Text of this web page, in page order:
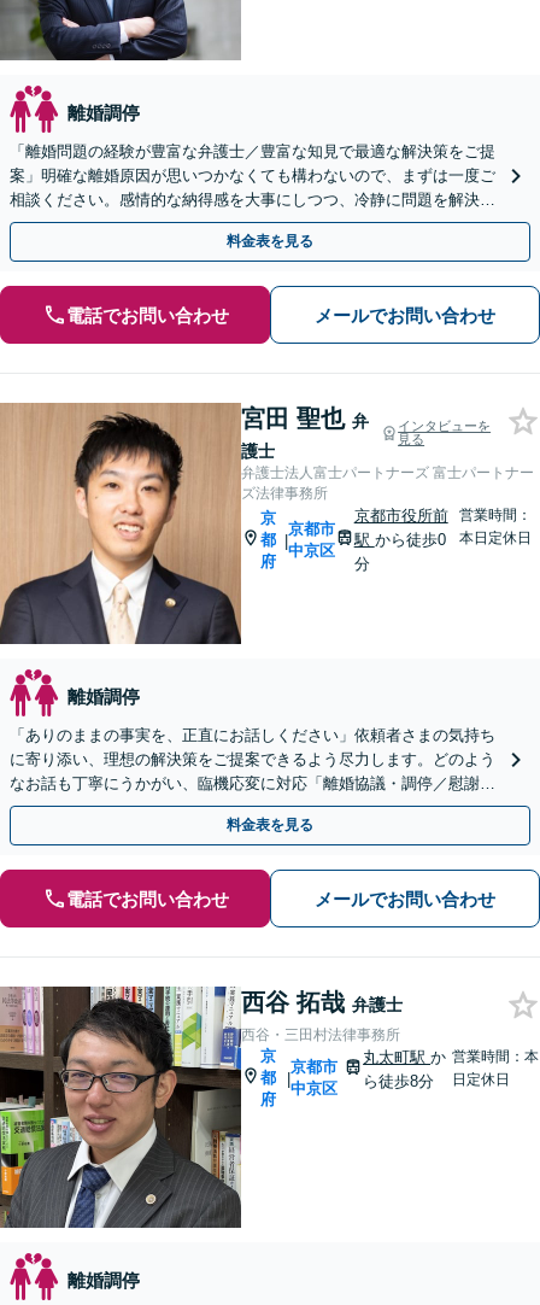
離婚調停
「離婚問題の経験が豊富な弁護士／豊富な知見で最適な解決策をご提
案」明確な離婚原因が思いつかなくても構わないので、まずは一度ご
相談ください。感情的な納得感を大事にしつつ、冷静に問題を解決
【休日・夜間面談あり】
料金表を見る
電話でお問い合わせ メールでお問い合わせ
宮田 聖也 弁
護士
インタビューを
見る
弁護士法人富士パートナーズ 富士パートナー
ズ法律事務所
京
都
府
|
京都市
中京区
京都市役所前
駅 から徒歩0
分
営業時間：
本日定休日
離婚調停
「ありのままの事実を、正直にお話しください」依頼者さまの気持ち
に寄り添い、理想の解決策をご提案できるよう尽力します。どのよう
なお話も丁寧にうかがい、臨機応変に対応「離婚協議・調停／慰謝料
請求／財産分与／親権／養育費／面会交流／婚姻費用など
料金表を見る
電話でお問い合わせ メールでお問い合わせ
西谷 拓哉 弁護士
西谷・三田村法律事務所
京
都
府
|
京都市
中京区
丸太町駅か
ら徒歩8分
営業時間：本
日定休日
離婚調停